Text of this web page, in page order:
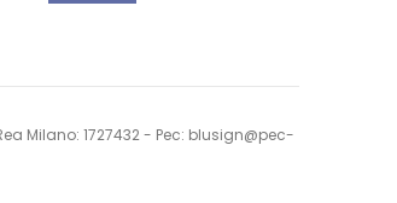
Milano: 1727432 - Pec: blusign@pec-